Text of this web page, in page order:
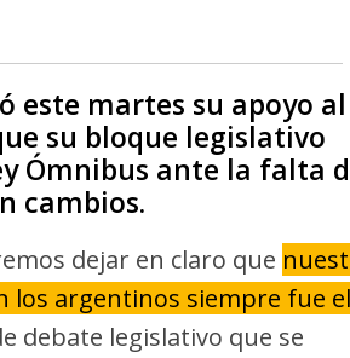
este martes su apoyo al
su bloque legislativo
Ómnibus ante la falta
cambios.
dejar en claro que
los argentinos siempre fue el
debate legislativo que se